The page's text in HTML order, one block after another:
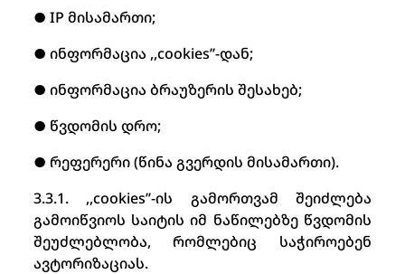
● IP მისამართი;
● ინფორმაცია ,,cookies’’-დან;
● ინფორმაცია ბრაუზერის შესახებ;
● წვდომის დრო;
● რეფერერი (წინა გვერდის მისამართი).
3.3.1. ,,cookies’’-ის გამორთვამ შეიძლება
გამოიწვიოს საიტის იმ ნაწილებზე წვდომის
შეუძლებლობა, რომლებიც საჭიროებენ
ავტორიზაციას.